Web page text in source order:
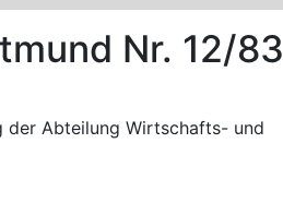
Nr. 12/83
der Abteilung Wirtschafts- und